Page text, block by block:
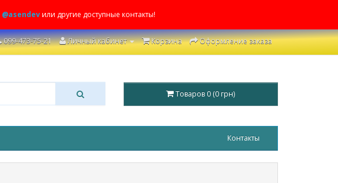
@asendevили другие доступные контакты!
099-473-75-21 Личный кабинет Корзина Оформление заказа
Товаров 0 (0 грн)
Контакты